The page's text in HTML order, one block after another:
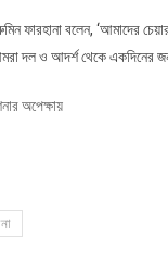
ফারহানা বলেন, ‘আমাদের
দল ও আদর্শ থেকে একদিনের
অপেক্ষায়